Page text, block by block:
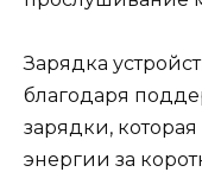
Зарядка
благодаря
зарядки,
энергии за